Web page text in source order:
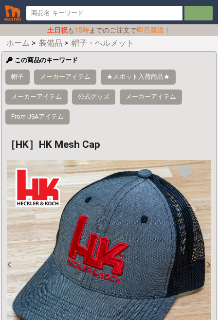
土日祝も15時までのご注文で即日発送！
ホーム > 装備品 > 帽子・ヘルメット
この商品のキーワード
帽子 メーカーアイテム ★スポット入荷商品★
メーカーアイテム 公式グッズ メーカーアイテム
From USAアイテム
［HK］HK Mesh Cap